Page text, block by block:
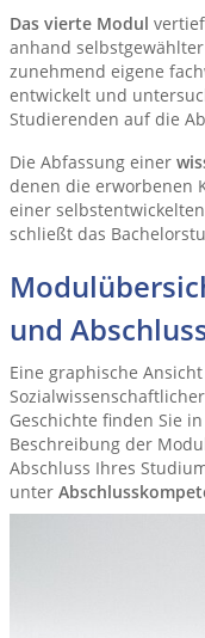
Das vierte Modul
anhand
zunehmend eigene
entwickelt und
Studierenden auf die
Die Abfassung einer
denen die erworbenen
einer
schließt das
und
Eine graphische
Geschichte finden Sie
Beschreibung der
Abschluss Ihres
unter